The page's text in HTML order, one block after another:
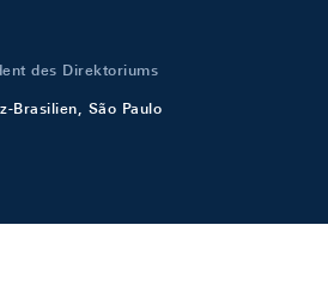
des Direktoriums
Brasilien, São Paulo